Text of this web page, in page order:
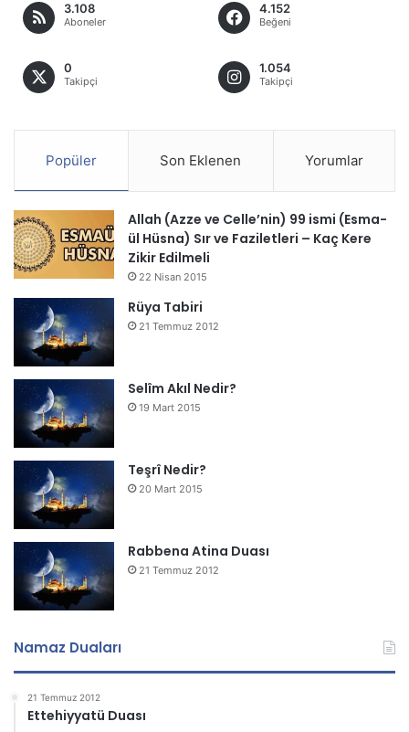
3.108
Aboneler
4.152
Beğeni
0
Takipçi
1.054
Takipçi
Popüler Son Eklenen Yorumlar
Allah (Azze ve Celle’nin) 99 ismi (Esma-
ül Hüsna) Sır ve Faziletleri – Kaç Kere
Zikir Edilmeli
22 Nisan 2015
Rüya Tabiri
21 Temmuz 2012
Selîm Akıl Nedir?
19 Mart 2015
Teşrî Nedir?
20 Mart 2015
Rabbena Atina Duası
21 Temmuz 2012
Namaz Duaları
21 Temmuz 2012
Ettehiyyatü Duası